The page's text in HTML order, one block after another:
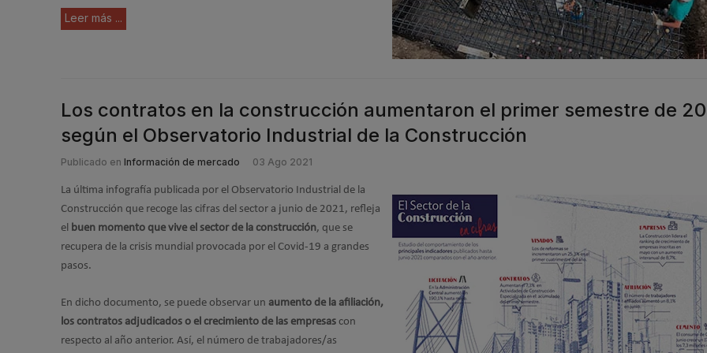
Leer más ...
Los contratos en la construcción aumentaron el primer semestre de
según el Observatorio Industrial de la Construcción
Publicado en Información de mercado 03 Ago 2021
La última infografía publicada por el Observatorio Industrial de la
Construcción que recoge las cifras del sector a junio de 2021, refleja
el buen momento que vive el sector de la construcción, que se
recupera de la crisis mundial provocada por el Covid-19 a grandes
pasos.
En dicho documento, se puede observar un aumento de la afiliación,
los contratos adjudicados o el crecimiento de las empresas con
respecto al año anterior. Así, el número de trabajadores/as